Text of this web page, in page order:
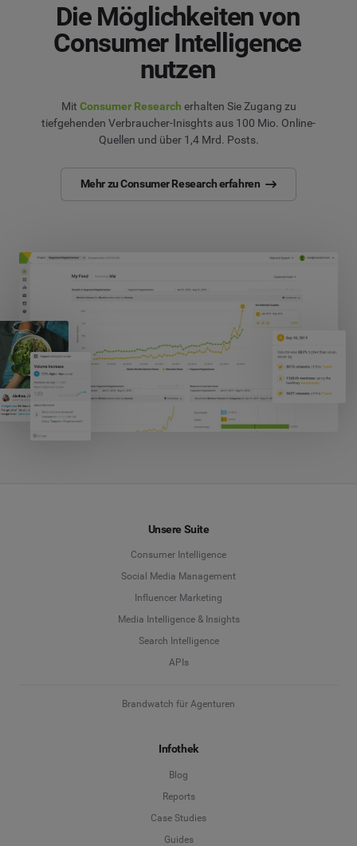
Die Möglichkeiten von
Consumer Intelligence
nutzen
Mit Consumer Research erhalten Sie Zugang zu
tiefgehenden Verbraucher-Inisghts aus 100 Mio. Online-
Quellen und über 1,4 Mrd. Posts.
Mehr zu Consumer Research erfahren
Unsere Suite
Consumer Intelligence
Social Media Management
Influencer Marketing
Media Intelligence & Insights
Search Intelligence
APIs
Brandwatch für Agenturen
Infothek
Blog
Reports
Case Studies
Guides